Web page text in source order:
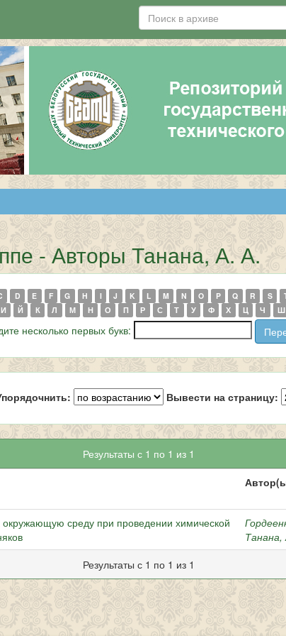
- Авторы Танана, А. А.
D E F G H I J K L M N O P Q R S
И Й К Л М Н О П Р С Т У Ф Х Ц Ч Ш
несколько первых букв:
Вывести на страницу:
Результаты с 1 по 1 из 1
окружающую среду при проведении химической
Танана,
Результаты с 1 по 1 из 1